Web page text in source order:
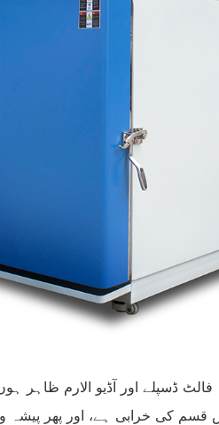
ڈسپلے اور آڈیو الارم ظاہر
کی خرابی ہے، اور پھر پیشہ